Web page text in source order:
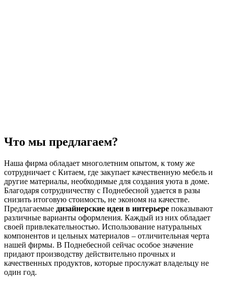
Что мы предлагаем?
Наша фирма обладает многолетним опытом, к тому же
сотрудничает с Китаем, где закупает качественную мебель и
другие материалы, необходимые для создания уюта в доме.
Благодаря сотрудничеству с Поднебесной удается в разы
снизить итоговую стоимость, не экономя на качестве.
Предлагаемые дизайнерские идеи в интерьере показывают
различные варианты оформления. Каждый из них обладает
своей привлекательностью. Использование натуральных
компонентов и цельных материалов – отличительная черта
нашей фирмы. В Поднебесной сейчас особое значение
придают производству действительно прочных и
качественных продуктов, которые прослужат владельцу не
один год.